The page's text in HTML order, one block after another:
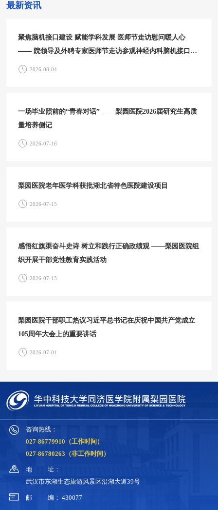
最新资讯
聚焦脑机接口建设 赋能学科发展 医师节走访慰问暖人心
—— 院领导及外聘专家医师节走访参观神经内科脑机接口中
心
2026-08-04
一场毕业照前的“青春对话” ——梨园医院2026届研究生高质
量培养侧记
2026-07-16
梨园医院老年医学科获批湖北省特色医院建设项目
2026-07-15
感悟红旗渠奋斗史诗 树立和践行正确政绩观 ——梨园医院组
织开展干部党性教育实践活动
2026-07-13
梨园医院干部职工热议习近平总书记在庆祝中国共产党成立
105周年大会上的重要讲话
2026-07-01
咨询热线：
027-86779910（工作时间）
027-86780263（非工作时间）
地
址：
武汉市东湖生态旅游风景区沿湖大道39号
邮 编： 430077